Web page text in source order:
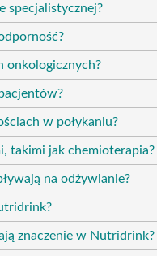
specjalistycznej?
onkologicznych?
w połykaniu?
takimi jak chemioterapia?
na odżywianie?
znaczenie w Nutridrink?